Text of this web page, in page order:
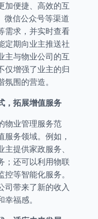
加便捷、高效的互
微信公众号等渠道
需求，并实时查看
定期向业主推送社
主与物业公司的互
仅增强了业主的归
围的营造。
，拓展增值服务
物业管理服务范
务领域。例如，
提供家政服务、
；还可以利用物联
等智能化服务。
司带来了新的收入
福感。